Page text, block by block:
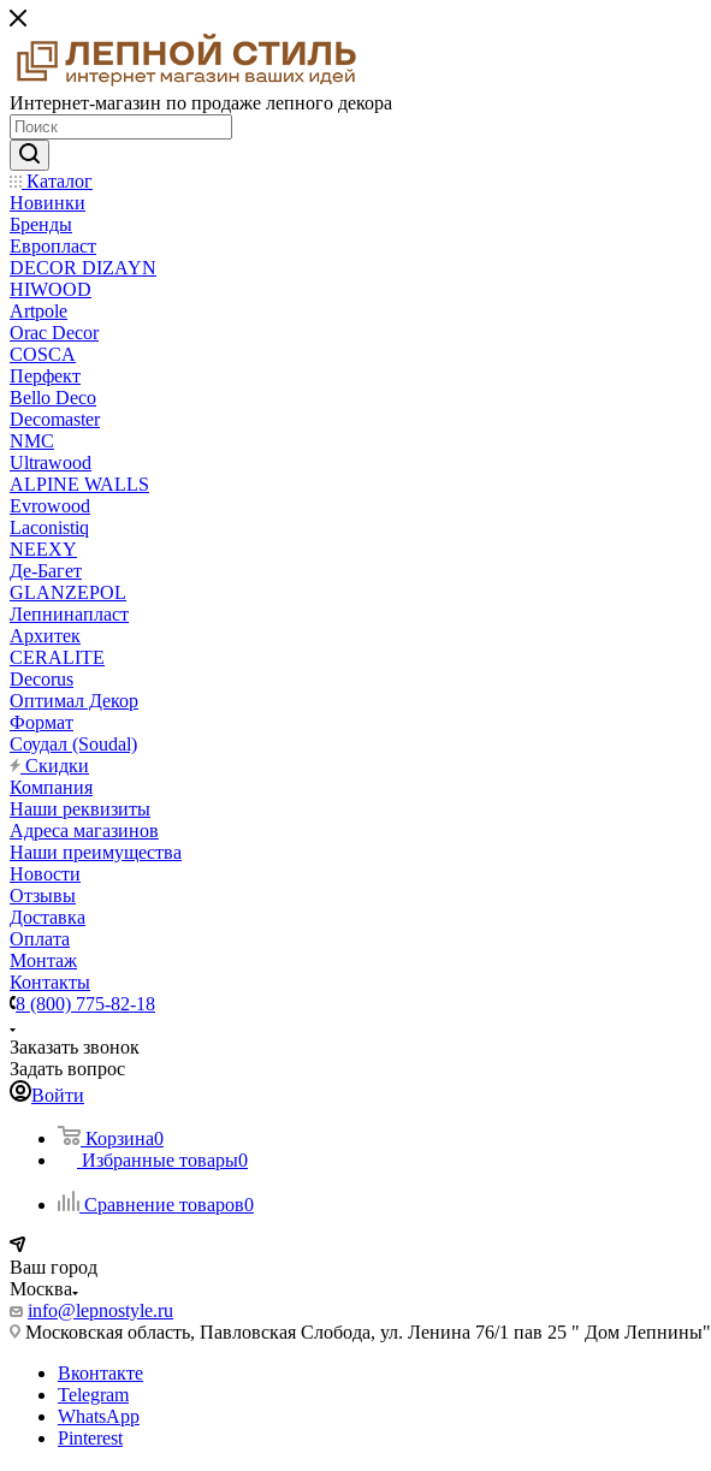
Интернет-магазин по продаже лепного декора
Каталог
Новинки
Бренды
Европласт
DECOR DIZAYN
HIWOOD
Artpole
Orac Decor
COSCA
Перфект
Bello Deco
Decomaster
NMС
Ultrawood
ALPINE WALLS
Evrowood
Laconistiq
NEEXY
Де-Багет
GLANZEPOL
Лепнинапласт
Архитек
CERALITE
Decorus
Оптимал Декор
Формат
Соудал (Soudal)
Скидки
Компания
Наши реквизиты
Адреса магазинов
Наши преимущества
Новости
Отзывы
Доставка
Оплата
Монтаж
Контакты
8 (800) 775-82-18
Заказать звонок
Задать вопрос
Войти
Корзина0
Избранные товары0
Сравнение товаров0
Ваш город
Москва
info@lepnostyle.ru
Московская область, Павловская Слобода, ул. Ленина 76/1 пав 25 " Дом Лепнины"
Вконтакте
Telegram
WhatsApp
Pinterest